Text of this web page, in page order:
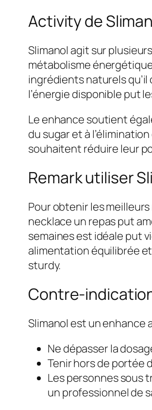
Activity de
Slimanol agit sur
métabolisme
ingrédients naturels
l’énergie disponible put
Le enhance soutient
du sugar et à
souhaitent réduire leur
Remark utiliser
Pour obtenir les
necklace un repas put
semaines est idéale put
alimentation équilibrée
sturdy.
Contre-
Slimanol est un enhance
Ne dépasser la
Tenir hors de portée
Les personnes sous
un professionnel de